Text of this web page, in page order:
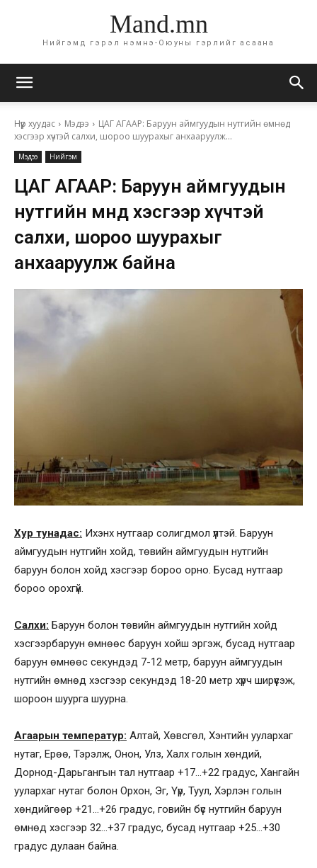
Mand.mn
Нийгэмд гэрэл нэмнэ-Оюуны гэрлийг асаана
Нүүр хуудас Мэдээ
ЦАГ АГААР: Баруун аймгуудын нутгийн өмнөд
хэсгээр хүчтэй салхи, шороо шуурахыг анхааруулж...
Мэдээ Нийгэм
ЦАГ АГААР: Баруун аймгуудын
нутгийн өмнөд хэсгээр хүчтэй
салхи, шороо шуурахыг
анхааруулж байна
Хур тунадас: Ихэнх нутгаар солигдмол үүлтэй. Баруун
аймгуудын нутгийн хойд, төвийн аймгуудын нутгийн
баруун болон хойд хэсгээр бороо орно. Бусад нутгаар
бороо орохгүй.
Салхи: Баруун болон төвийн аймгуудын нутгийн хойд
хэсгээрбаруун өмнөөс баруун хойш эргэж, бусад нутгаар
баруун өмнөөс секундэд 7-12 метр, баруун аймгуудын
нутгийн өмнөд хэсгээр секундэд 18-20 метр хүрч ширүүсэж,
шороон шуурга шуурна.
Агаарын температур: Алтай, Хөвсгөл, Хэнтийн уулархаг
нутаг, Ерөө, Тэрэлж, Онон, Улз, Халх голын хөндий,
Дорнод-Дарьгангын тал нутгаар +17…+22 градус, Хангайн
уулархаг нутаг болон Орхон, Эг, Үүр, Туул, Хэрлэн голын
хөндийгөөр +21…+26 градус, говийн бүс нутгийн баруун
өмнөд хэсгээр 32…+37 градус, бусад нутгаар +25…+30
градус дулаан байна.